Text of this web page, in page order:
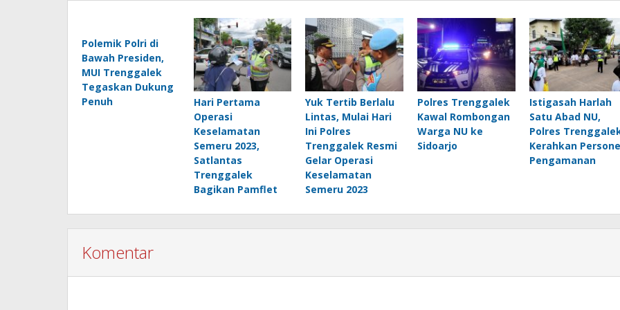
Polemik Polri di
Bawah Presiden,
MUI Trenggalek
Tegaskan Dukung
Penuh
Hari Pertama
Operasi
Keselamatan
Semeru 2023,
Satlantas
Trenggalek
Bagikan Pamflet
Yuk Tertib Berlalu
Lintas, Mulai Hari
Ini Polres
Trenggalek Resmi
Gelar Operasi
Keselamatan
Semeru 2023
Polres Trenggalek
Kawal Rombongan
Warga NU ke
Sidoarjo
Istigasah Harlah
Satu Abad NU,
Polres
Kerahkan
Pengamanan
Komentar